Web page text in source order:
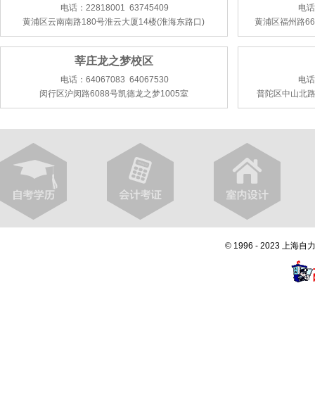
电话：22818001 63745409
黄浦区云南南路180号淮云大厦14楼(淮海东路口)
电
黄浦区福州路
莘庄龙之梦校区
电话：64067083 64067530
闵行区沪闵路6088号凯德龙之梦1005室
电
普陀区中山北
© 1996 - 2023 上海自